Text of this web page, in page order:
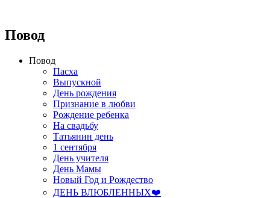
Повод
Повод
Пасха
Выпускной
День рождения
Признание в любви
Рождение ребенка
На свадьбу
Татьянин день
1 сентября
День учителя
День Мамы
Новый Год и Рождество
ДЕНЬ ВЛЮБЛЕННЫХ❤️